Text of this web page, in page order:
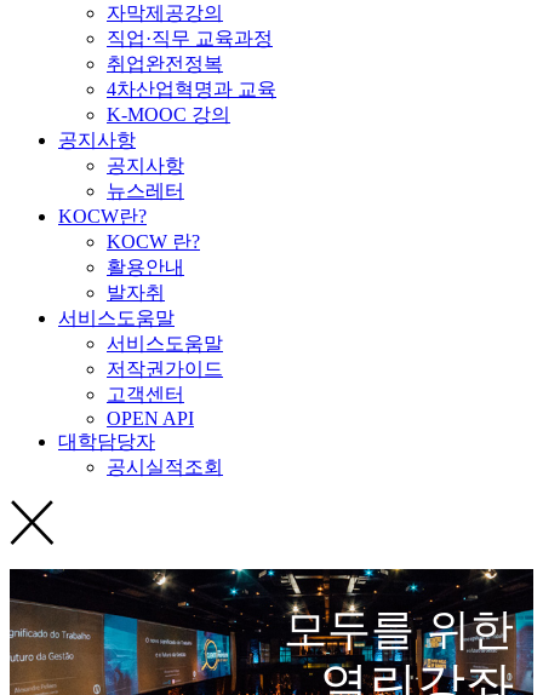
자막제공강의
직업·직무 교육과정
취업완전정복
4차산업혁명과 교육
K-MOOC 강의
공지사항
공지사항
뉴스레터
KOCW란?
KOCW 란?
활용안내
발자취
서비스도움말
서비스도움말
저작권가이드
고객센터
OPEN API
대학담당자
공시실적조회
모두를 위한